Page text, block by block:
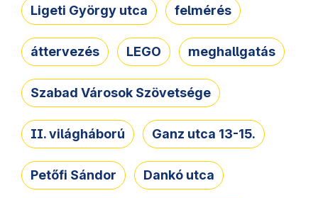
Ligeti György utca felmérés
áttervezés LEGO meghallgatás
Szabad Városok Szövetsége
II. világháború Ganz utca 13-15.
Petőfi Sándor Dankó utca